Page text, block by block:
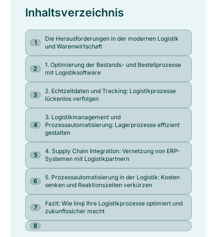
Inhaltsverzeichnis
Die Herausforderungen in der modernen Logistik
und Warenwirtschaft
1. Optimierung der Bestands- und Bestellprozesse
mit Logistiksoftware
2. Echtzeitdaten und Tracking: Logistikprozesse
lückenlos verfolgen
3. Logistikmanagement und
Prozessautomatisierung: Lagerprozesse effizient
gestalten
4. Supply Chain Integration: Vernetzung von ERP-
Systemen mit Logistikpartnern
5. Prozessautomatisierung in der Logistik: Kosten
senken und Reaktionszeiten verkürzen
Fazit: Wie linqi Ihre Logistikprozesse optimiert und
zukunftssicher macht